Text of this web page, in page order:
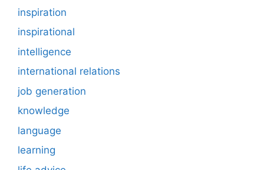
inspiration
inspirational
intelligence
international relations
job generation
knowledge
language
learning